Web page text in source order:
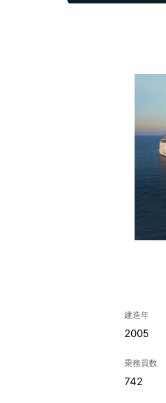
建造年
2005
乗務員数
742